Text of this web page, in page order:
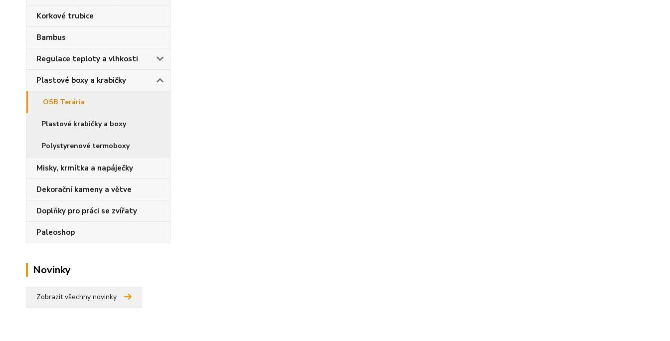
Korkové trubice
Bambus
Regulace teploty a vlhkosti
Plastové boxy a krabičky
OSB Terária
Plastové krabičky a boxy
Polystyrenové termoboxy
Misky, krmítka a napáječky
Dekorační kameny a větve
Doplňky pro práci se zvířaty
Paleoshop
Novinky
Zobrazit všechny novinky